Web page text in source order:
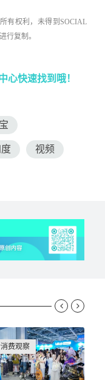
有权利，未得到SOCIAL
行复制。
心快速找到哦！
视频
费观察
 